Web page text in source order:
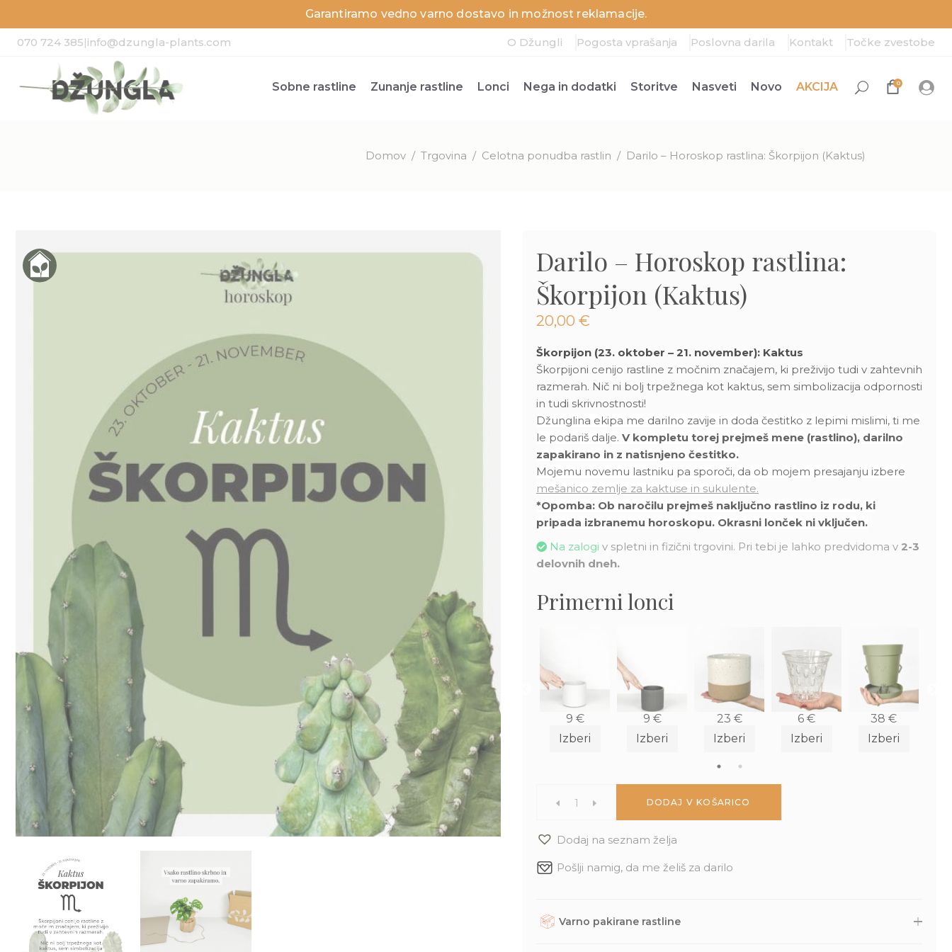
Garantiramo vedno varno dostavo in možnost reklamacije.
070 724 385|info@dzungla-plants.com O Džungli Pogosta vprašanja Poslovna darila Kontakt Točke zvestobe
Sobne rastline Zunanje rastline Lonci Nega in dodatki Storitve Nasveti Novo AKCIJA 0
Domov / Trgovina / Celotna ponudba rastlin / Darilo – Horoskop rastlina: Škorpijon (Kaktus)
Darilo – Horoskop rastlina:
Škorpijon (Kaktus)
20,00 €
Škorpijon (23. oktober – 21. november): Kaktus
Škorpijoni cenijo rastline z močnim značajem, ki preživijo tudi v zahtevnih
razmerah. Nič ni bolj trpežnega kot kaktus, sem simbolizacija odpornosti
in tudi skrivnostnosti!
Džunglina ekipa me darilno zavije in doda čestitko z lepimi mislimi, ti me
le podariš dalje. V kompletu torej prejmeš mene (rastlino), darilno
zapakirano in z natisnjeno čestitko.
Mojemu novemu lastniku pa sporoči, da ob mojem presajanju izbere
mešanico zemlje za kaktuse in sukulente.
*Opomba: Ob naročilu prejmeš naključno rastlino iz rodu, ki
pripada izbranemu horoskopu. Okrasni lonček ni vključen.
Na zalogi v spletni in fizični trgovini. Pri tebi je lahko predvidoma v 2-3
delovnih dneh.
Primerni lonci
6€
Izberi
38
Izberi
2 €
Izberi
9 €
Izberi
9 €
Izberi
23 €
Izberi
6 €
Izberi
38 €
Izberi
Darilo
Horoskop
DODAJ V KOŠARICO
Dodaj na seznam želja
Pošlji namig, da me želiš za darilo
Varno pakirane rastline